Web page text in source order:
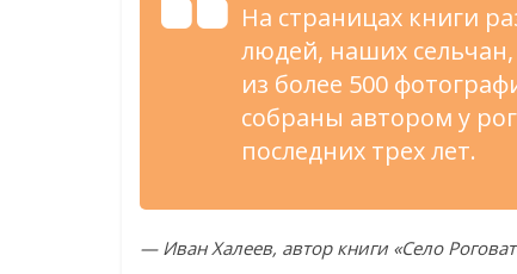
На страницах книги
людей, наших сельчан,
из более 500
собраны автором у
последних трех лет.
— Иван Халеев, автор книги «Село